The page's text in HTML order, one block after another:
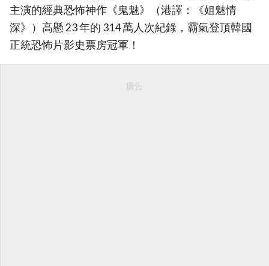
主演的經典恐怖神作《鬼魅》（港譯：《姐魅情
深》）高懸 23 年的 314 萬人次紀錄，霸氣登頂韓國
正統恐怖片影史票房冠軍！
廣告